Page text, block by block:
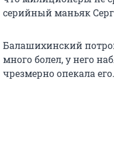
серийный маньяк
Балашихинский
много болел, у него
чрезмерно опекала его.